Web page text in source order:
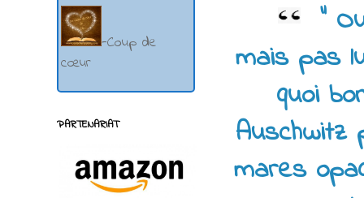
"
mais pas
quoi
Auschwitz
mares
-Coup de
cœur
PARTENARIAT